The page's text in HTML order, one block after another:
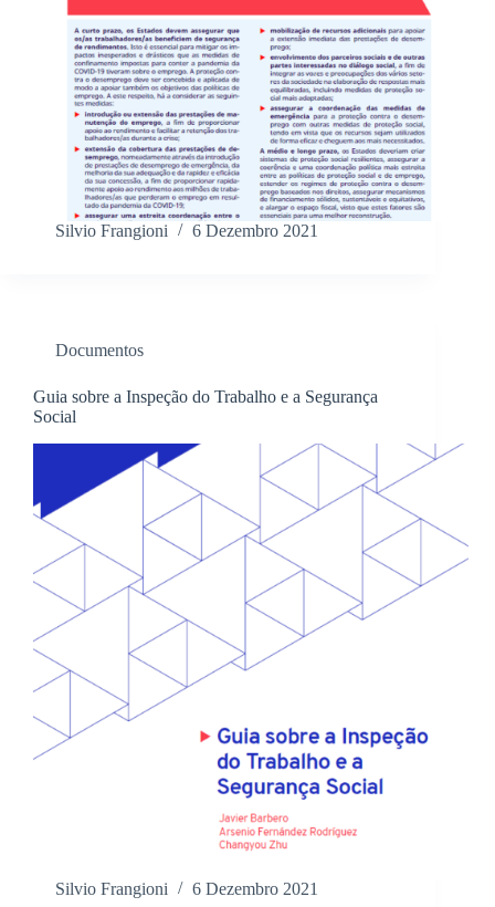
Silvio Frangioni 6 Dezembro 2021
Documentos
Guia sobre a Inspeção do Trabalho e a Segurança
Social
Silvio Frangioni 6 Dezembro 2021